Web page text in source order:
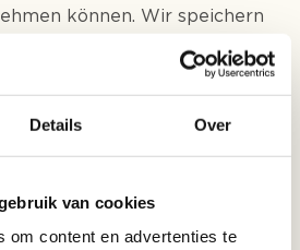
Details Over
van cookies
om content en advertenties te
können. Wir speichern
von Garantiearbeiten
einen Zeitraum von maximal 5
ist unsere Garantiezeit).
persönlicher Daten
und innerhalb der
gespeichert. Wir haben dafür